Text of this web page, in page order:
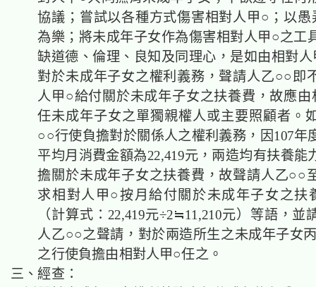
協議；嘗試以各種方式傷害相對人甲○；以愚
為樂；將未成年子女作為傷害相對人甲○之工
缺道德、倫理、良知及同理心，是如由相對
對於未成年子女之權利義務，聲請人乙○○即
人甲○給付關於未成年子女之扶養費，故應由
任未成年子女之單獨親權人或主要照顧者。
○○行使負擔對於關係人之權利義務，因107年
平均月消費金額為22,419元，兩造均有扶養能
擔關於未成年子女之扶養費，故聲請人乙○○
求相對人甲○按月給付關於未成年子女之扶
（計算式：22,419元÷2≒11,210元）等語，並
人乙○○之聲請，對於兩造所生之未成年子女
之行使負擔由相對人甲○任之。
三、經查：